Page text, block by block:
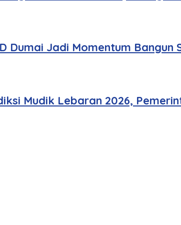
Dumai Jadi Momentum
Mudik Lebaran 2026,